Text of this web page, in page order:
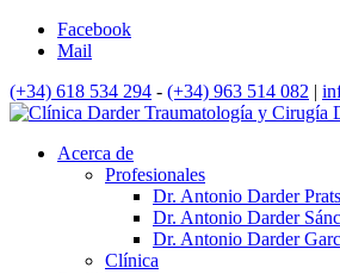
Facebook
Mail
(+34) 618 534 294 - (+34) 963 514 082 |
Acerca de
Profesionales
Dr. Antonio Darder Prats
Dr. Antonio Darder
Dr. Antonio Darder
Clínica